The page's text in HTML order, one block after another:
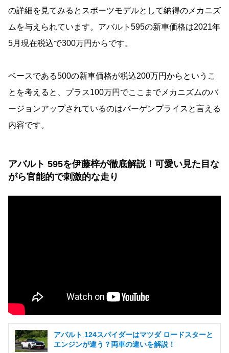
の詳細を見てみるとスポーツモデルとして納得のメカニズ
ムを与えられています。アバルト595の新車価格は2021年
5月現在税込で300万円からです。
ベースである500の新車価格が税込200万円からというこ
とを考えると、プラス100万円でここまでメカニズムのバ
ージョンアップされているのはバーゲンプライスと言える
内容です。
アバルト 595を伊藤梓が徹底解説！可愛い見た目な
がら官能的で刺激的な走り
アバルト 124スパイダーはマツダ ロードスターと
エンジンが違う？両車の違いを解説！